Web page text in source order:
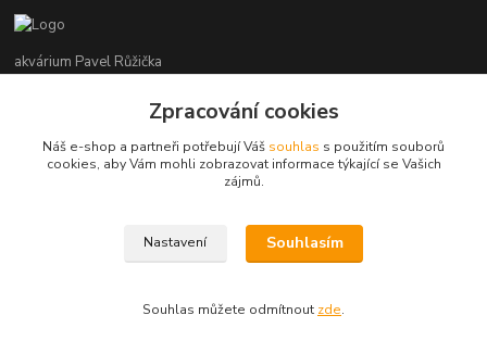
akvárium Pavel Růžička
+420 602 118 290
9:00 až 16:00 v pracovní dny
akvárium Růžička 2011 - 2026
Zpracování cookies
Náš e-shop a partneři potřebují Váš souhlas s použitím souborů
cookies, aby Vám mohli zobrazovat informace týkající se Vašich
zájmů.
Nastavení Souhlasím
Souhlas můžete odmítnout zde.